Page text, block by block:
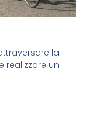
la
realizzare un